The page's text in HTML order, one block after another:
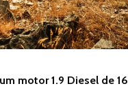
motor 1.9 Diesel de